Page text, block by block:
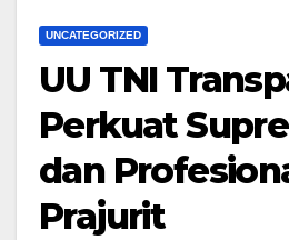
UNCATEGORIZED
UU TNI
Perkuat
dan
Prajurit